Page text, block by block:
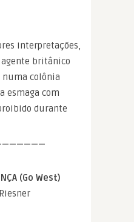
interpretações,
britânico
colônia
esmaga com
durante
(Go West)